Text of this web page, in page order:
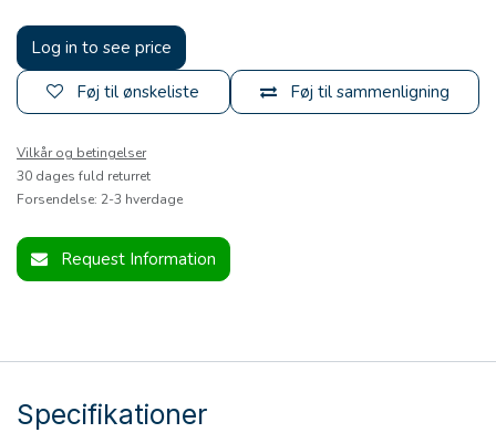
Log in to see price
Føj til sammenligning
Føj til ønskeliste
Vilkår og betingelser
30 dages fuld returret
Forsendelse: 2-3 hverdage
Request Information
Specifikationer